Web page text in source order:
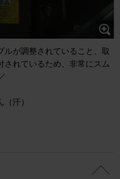
ルが調整されていること、取
されているため、非常にスム
汗）